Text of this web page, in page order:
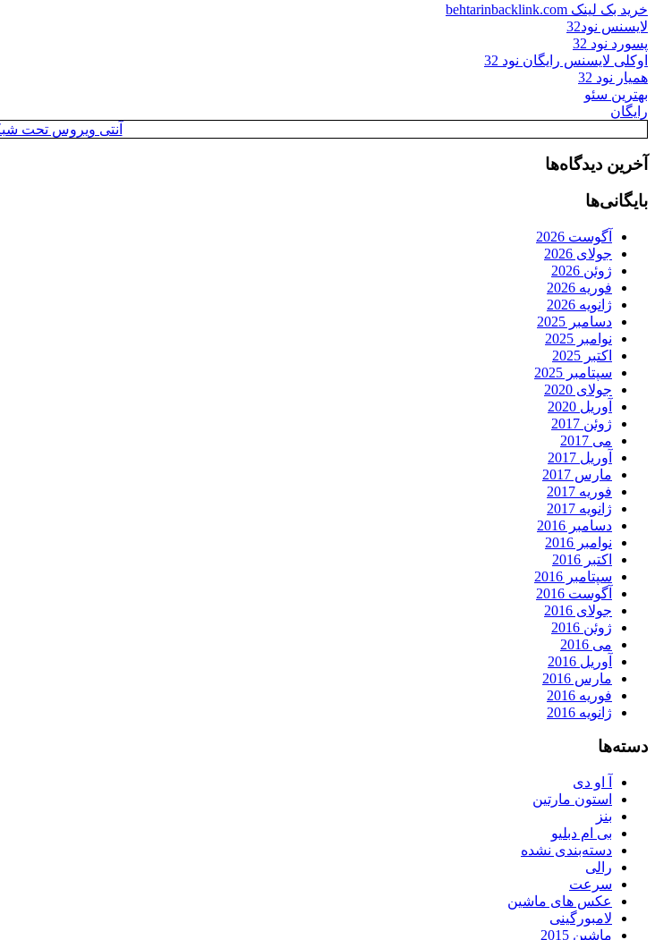
خرید بک لینک behtarinbacklink.com
لایسنس نود32
پسورد نود 32
اوکلی لایسنس رایگان نود 32
همیار نود 32
بهترین سئو
رایگان
آنتی ویروس تحت
آخرین دیدگاه‌ها
بایگانی‌ها
آگوست 2026
جولای 2026
ژوئن 2026
فوریه 2026
ژانویه 2026
دسامبر 2025
نوامبر 2025
اکتبر 2025
سپتامبر 2025
جولای 2020
آوریل 2020
ژوئن 2017
می 2017
آوریل 2017
مارس 2017
فوریه 2017
ژانویه 2017
دسامبر 2016
نوامبر 2016
اکتبر 2016
سپتامبر 2016
آگوست 2016
جولای 2016
ژوئن 2016
می 2016
آوریل 2016
مارس 2016
فوریه 2016
ژانویه 2016
دسته‌ها
آ او دی
استون مارتین
بنز
بی ام دبلیو
دسته‌بندی نشده
رالی
سرعت
عکس های ماشین
لامبورگینی
ماشین 2015